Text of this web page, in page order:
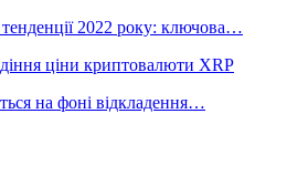
2022 року: ключова…
на фоні відкладення…